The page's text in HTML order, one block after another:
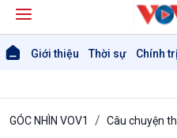
Giới thiệu Thời sự Chính trị
GÓC NHÌN VOV1 Câu chuyện